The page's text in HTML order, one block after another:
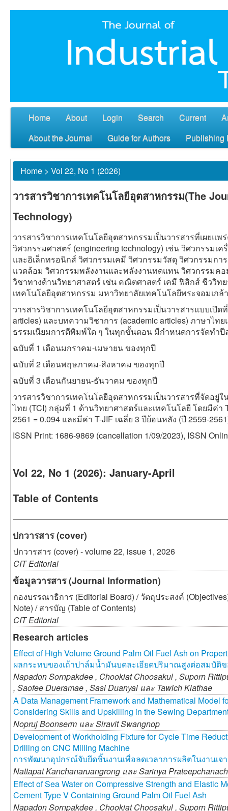
Home About Login Search Current
About the Journal
Guide for Authors Publishing
Home > Vol 22, No 1 (2026)
วารสารวิชาการเทคโนโลยีอุตสาหกรรม(The
Technology)
วารสารวิชาการเทคโนโลยีอุตสาหกรรมเป็นวารสารที่เผยแ
วิศวกรรมศาสตร์ (engineering technology) เช่น วิศวกรรมเ
และอิเล็กทรอนิกส์ วิศวกรรมเคมี วิศวกรรมวัสดุ วิศวกรรมก
แวดล้อม วิศวกรรมพลังงานและพลังงานทดแทน วิศวกรรมค
วิชาทางด้านวิทยาศาสตร์ เช่น คณิตศาสตร์ เคมี ฟิสิกส์ ชีววิท
เทคโนโลยีอุตสาหกรรม มหาวิทยาลัยเทคโนโลยีพระจอมเกล้
วารสารวิชาการเทคโนโลยีอุตสาหกรรมเป็นวารสารแบบเปิ
articles) และบทความวิชาการ (academic articles) ภาษาไท
ธรรมเนียมการตีพิมพ์ใด ๆ ในทุกขั้นตอน มีกำหนดการจัดทำปี
ฉบับที่ 1 เดือนมกราคม-เมษายน ของทุกปี
ฉบับที่ 2 เดือนพฤษภาคม-สิงหาคม ของทุกปี
ฉบับที่ 3 เดือนกันยายน-ธันวาคม ของทุกปี
วารสารวิชาการเทคโนโลยีอุตสาหกรรมเป็นวารสารที่จัดอยู่
ไทย (TCI) กลุ่มที่ 1 ด้านวิทยาศาสตร์และเทคโนโลยี โดยมีค่า
2561 = 0.094 และมีค่า T-JIF เฉลี่ย 3 ปีย้อนหลัง (ปี 2559-
ISSN Print: 1686-9869 (cancellation 1/09/2023), ISSN
Vol 22, No 1 (2026): January-April
Table of Contents
ปกวารสาร (cover)
ปกวารสาร (cover) - volume 22, issue 1, 2026
CIT Editorial
ข้อมูลวารสาร (Journal Information)
กองบรรณาธิการ (Editorial Board) / วัตถุประสงค์
Note) / สารบัญ (Table of Contents)
CIT Editorial
Research articles
Effect of High Volume Ground Palm Oil Fuel Ash on
ผลกระทบของเถ้าปาล์มน้ำมันบดละเอียดปริมาณสูงต่อสมบัติ
Napadon Sornpakdee , Chookiat Choosakul , Suporn
, Saofee Dueramae , Sasi Duanyai และ Tawich Klathae
A Data Management Framework and Mathematical Model
Considering Skills and Upskilling in the Sewing
Nopruj Boonserm และSiravit Swangnop
Development of Workholding Fixture for Cycle Time
Drilling on CNC Milling Machine
การพัฒนาอุปกรณ์จับยึดชิ้นงานเพื่อลดเวลาการผลิตในงานเจ
Nattapat Kanchanaruangrong และSarinya
Effect of Sea Water on Compressive Strength and Elastic
Cement Type V Containing Ground Palm Oil Fuel Ash
Napadon Sornpakdee , Chookiat Choosakul , Suporn